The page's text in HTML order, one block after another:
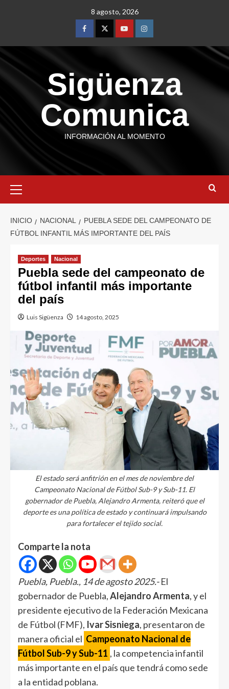
8 agosto, 2026
Sigüenza
Comunica
INFORMACIÓN AL MOMENTO
INICIO NACIONAL
PUEBLA SEDE DEL CAMPEONATO DE
FÚTBOL INFANTIL MÁS IMPORTANTE DEL PAÍS
Deportes Nacional
Puebla sede del campeonato de
fútbol infantil más importante
del país
Luis Sigüenza 14 agosto, 2025
El estado será anfitrión en el mes de noviembre del
Campeonato Nacional de Fútbol Sub-9 y Sub-11. El
gobernador de Puebla, Alejandro Armenta, reiteró que el
deporte es una política de estado y continuará impulsando
para fortalecer el tejido social.
Comparte la nota
Puebla, Puebla., 14 de agosto 2025.-El
gobernador de Puebla,Alejandro Armenta, y el
presidente ejecutivo de la Federación Mexicana
de Fútbol (FMF), Ivar Sisniega, presentaron de
manera oficial el Campeonato Nacional de
Fútbol Sub-9 y Sub-11 , la competencia infantil
más importante en el país que tendrá como sede
a la entidad poblana.